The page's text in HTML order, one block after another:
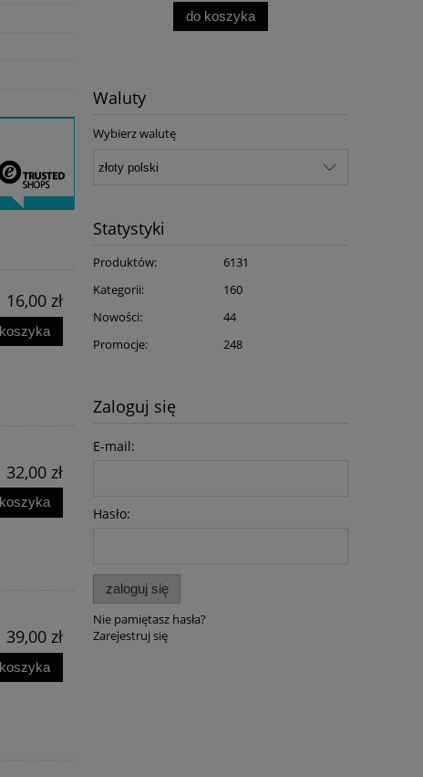
2.0
Michalkiewicz, Jarosław Kornaś
do koszyka
16,00 zł
32,00 zł
39,00 zł
do koszyka
Waluty
Wybierz walutę
Statystyki
Produktów:
6131
Kategorii:
160
Nowości:
44
Promocje:
248
Zaloguj się
E-mail:
Hasło:
zaloguj się
Nie pamiętasz hasła?
Zarejestruj się